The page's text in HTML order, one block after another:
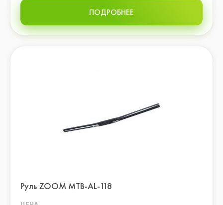
ПОДРОБНЕЕ
Руль ZOOM МТВ-AL-118